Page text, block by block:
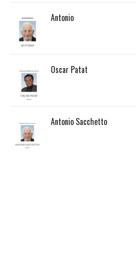
Antonio
Oscar Patat
Antonio Sacchetto